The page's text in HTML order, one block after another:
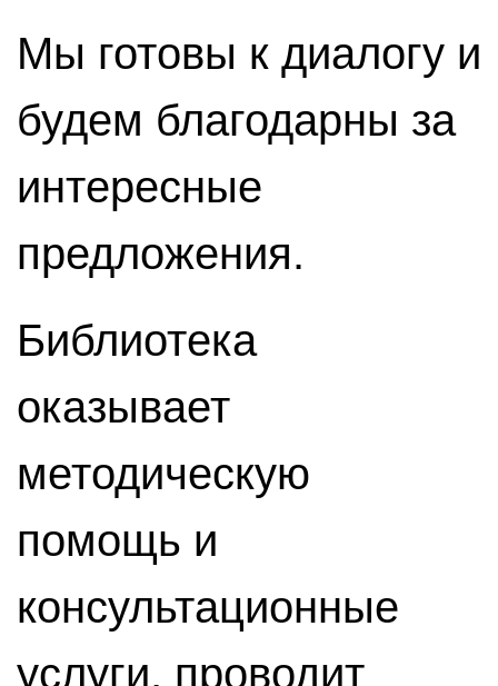
Мы готовы к диалогу и
будем благодарны за
интересные
предложения.
Библиотека
оказывает
методическую
помощь и
консультационные
услуги, проводит